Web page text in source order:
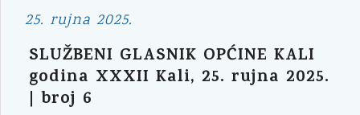
25. rujna 2025.
SLUŽBENI GLASNIK OPĆINE KALI
godina XXXII Kali, 25. rujna 2025.
| broj 6